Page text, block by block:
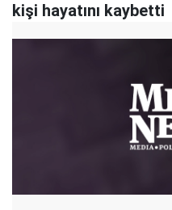
kişi hayatını kaybetti